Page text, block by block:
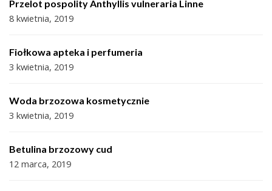
Przelot pospolity Anthyllis vulneraria Linne
8 kwietnia, 2019
Fiołkowa apteka i perfumeria
3 kwietnia, 2019
Woda brzozowa kosmetycznie
3 kwietnia, 2019
Betulina brzozowy cud
12 marca, 2019